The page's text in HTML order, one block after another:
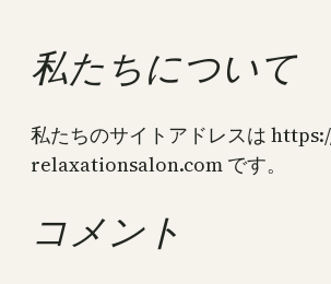
私たちについて
私たちのサイトアドレスは
relaxationsalon.com です。
コメント